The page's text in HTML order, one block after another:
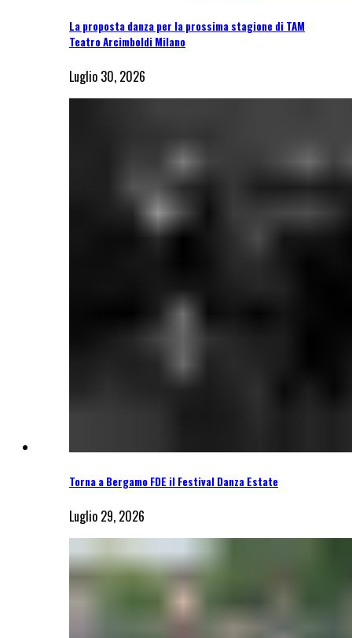
La proposta danza per la prossima stagione di TAM
Teatro Arcimboldi Milano
Luglio 30, 2026
Torna a Bergamo FDE il Festival Danza Estate
Luglio 29, 2026